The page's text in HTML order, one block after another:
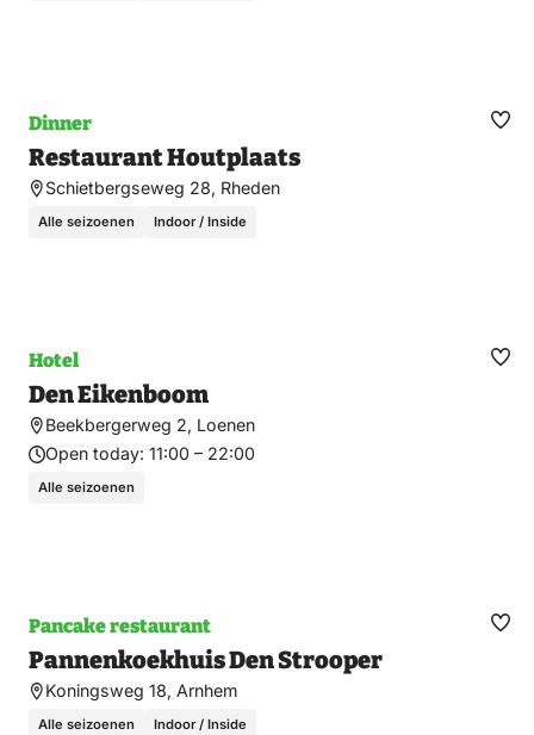
Dinner
Restaurant Houtplaats
Schietbergseweg 28, Rheden
Alle seizoenen Indoor / Inside
Hotel
Den Eikenboom
Beekbergerweg 2, Loenen
Open today: 11:00 – 22:00
Alle seizoenen
Pancake restaurant
Pannenkoekhuis Den Strooper
Koningsweg 18, Arnhem
Alle seizoenen Indoor / Inside